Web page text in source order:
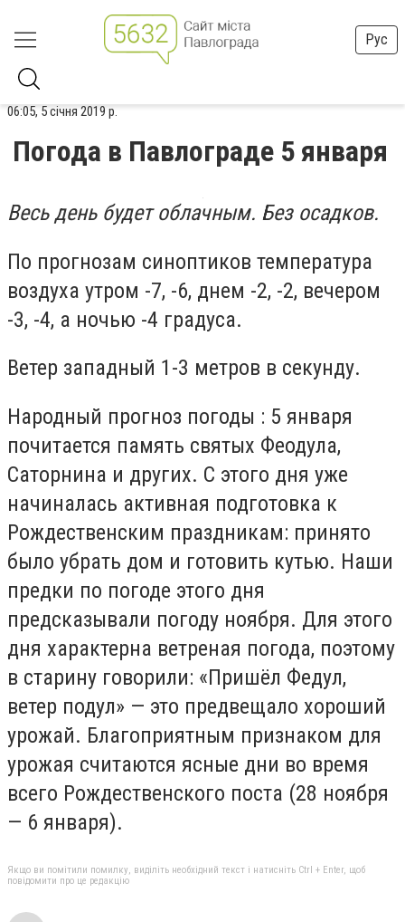
Рус
06:05, 5 січня 2019 р.
Погода в Павлограде 5 января
Весь день будет облачным. Без осадков.
По прогнозам синоптиков температура
воздуха утром -7, -6, днем -2, -2, вечером
-3, -4, а ночью -4 градуса.
Ветер западный 1-3 метров в секунду.
Народный прогноз погоды : 5 января
почитается память святых Феодула,
Саторнина и других. С этого дня уже
начиналась активная подготовка к
Рождественским праздникам: принято
было убрать дом и готовить кутью. Наши
предки по погоде этого дня
предсказывали погоду ноября. Для этого
дня характерна ветреная погода, поэтому
в старину говорили: «Пришёл Федул,
ветер подул» — это предвещало хороший
урожай. Благоприятным признаком для
урожая считаются ясные дни во время
всего Рождественского поста (28 ноября
— 6 января).
Якщо ви помітили помилку, виділіть необхідний текст і натисніть Ctrl + Enter, щоб
повідомити про це редакцію